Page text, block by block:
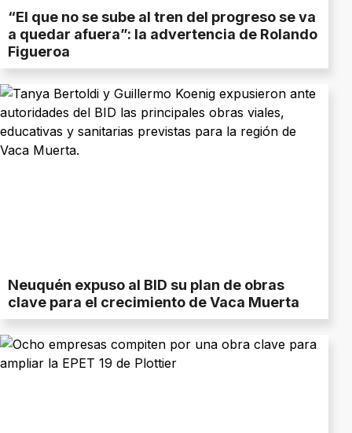
“El que no se sube al tren del progreso se va
a quedar afuera”: la advertencia de Rolando
Figueroa
Neuquén expuso al BID su plan de obras
clave para el crecimiento de Vaca Muerta